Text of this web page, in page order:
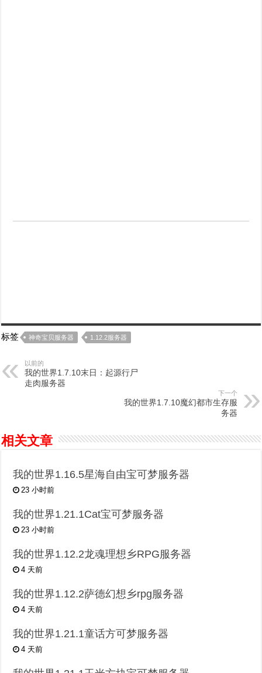
标签 神奇宝贝服务器 1.12.2服务器
以前的
我的世界1.7.10末日：起源行尸
走肉服务器
下一个
我的世界1.7.10魔幻都市生存服
务器
相关文章
我的世界1.16.5星海自由宝可梦服务器
23 小时前
我的世界1.21.1Cat宝可梦服务器
23 小时前
我的世界1.12.2龙魂理想乡RPG服务器
4 天前
我的世界1.12.2萨德幻想乡rpg服务器
4 天前
我的世界1.21.1童话方可梦服务器
4 天前